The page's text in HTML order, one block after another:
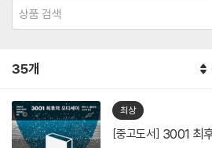
35개
최상
[중고도서] 3001 최